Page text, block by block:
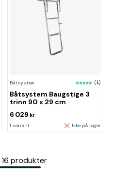
Båtsystem (1)
Båtsystem Baugstige 3
trinn 90 x 29 cm
6 029 kr
1 variant Ikke på lager
16 produkter